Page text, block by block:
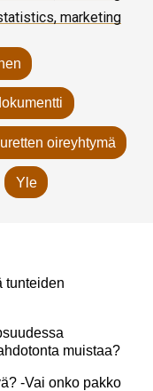
marketing
oireyhtymä
Yle
tunteiden
muistaa?
-Vai onko pakko